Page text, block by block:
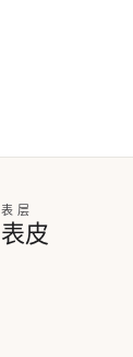
表层
表皮